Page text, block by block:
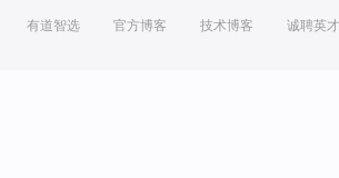
有道智选 官方博客 技术博客 诚聘英才